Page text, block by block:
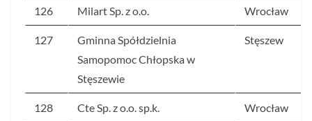
126 Milart Sp. z o.o. Wrocław
127
Gminna Spółdzielnia
Samopomoc Chłopska w
Stęszewie
Stęszew
128 Cte Sp. z o.o. sp.k. Wrocław